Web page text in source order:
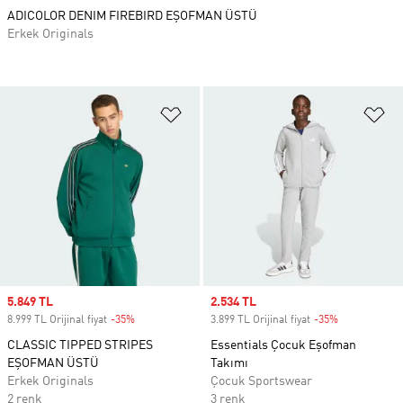
Favori Listesine Ekle
Sale price
5.849 TL
8.999 TL Orijinal fiyat -35%
CLASSIC TIPPED STRIPES
EŞOFMAN ÜSTÜ
Erkek Originals
2 renk
Sale price
2.534 TL
3.899 TL Orijinal fiyat -35%
Essentials Çocuk Eşofman
Takımı
Çocuk Sportswear
3 renk
ADICOLOR DENIM FIREBIRD EŞOFMAN ÜSTÜ
Erkek Originals